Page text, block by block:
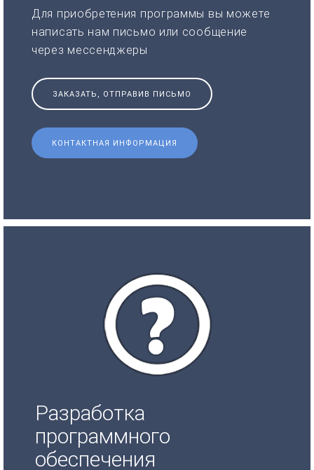
Для приобретения программы вы можете
написать нам письмо или сообщение
через мессенджеры
ЗАКАЗАТЬ, ОТПРАВИВ ПИСЬМО
КОНТАКТНАЯ ИНФОРМАЦИЯ
Разработка
программного
обеспечения